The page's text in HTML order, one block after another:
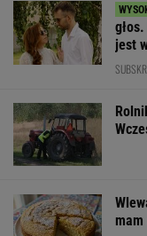
jest
mam